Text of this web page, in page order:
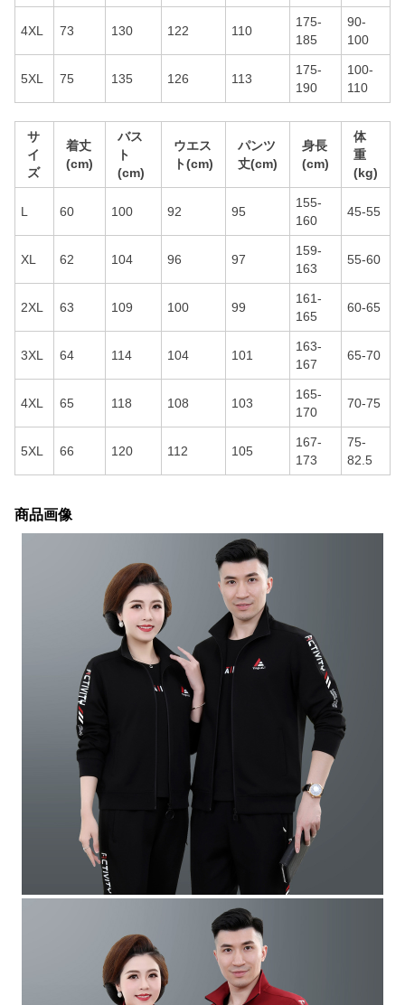
4XL 73 130 122 110
175-
185
90-
100
5XL 75 135 126 113
175-
190
100-
110
サ
イ
ズ
着丈
(cm)
バス
ト
(cm)
ウエス
ト(cm)
パンツ
丈(cm)
身長
(cm)
体
重
(kg)
L 60 100 92 95
155-
160
45-55
XL 62 104 96 97
159-
163
55-60
2XL 63 109 100 99
161-
165
60-65
3XL 64 114 104 101
163-
167
65-70
4XL 65 118 108 103
165-
170
70-75
5XL 66 120 112 105
167-
173
75-
82.5
商品画像